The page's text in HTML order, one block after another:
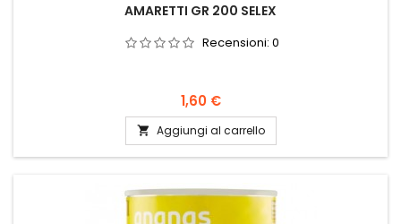
AMARETTI GR 200 SELEX
Recensioni: 0
Prezzo
1,60 €
 Aggiungi al carrello